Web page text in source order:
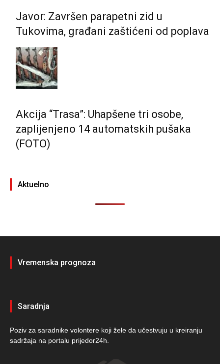
Javor: Završen parapetni zid u
Tukovima, građani zaštićeni od poplava
Akcija “Trasa”: Uhapšene tri osobe,
zaplijenjeno 14 automatskih pušaka
(FOTO)
Aktuelno
Vremenska prognoza
Saradnja
Poziv za saradnike volontere koji žele da učestvuju u kreiranju
sadržaja na portalu prijedor24h.